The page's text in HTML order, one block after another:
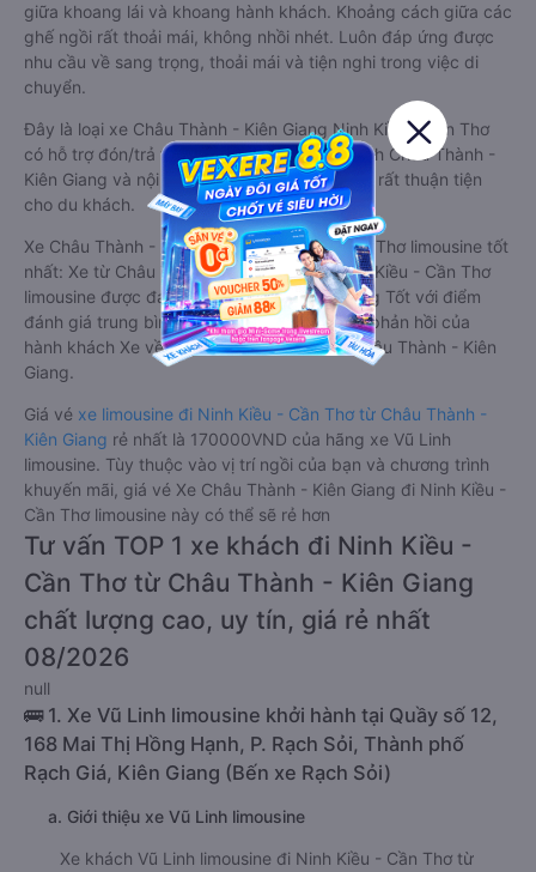
giữa khoang lái và khoang hành khách. Khoảng cách giữa các
ghế ngồi rất thoải mái, không nhồi nhét. Luôn đáp ứng được
nhu cầu về sang trọng, thoải mái và tiện nghi trong việc di
chuyển.
Đây là loại xe Châu Thành - Kiên Giang Ninh Kiều - Cần Thơ
có hỗ trợ đón/trả tận nơi miễn phí tại nội thành Châu Thành -
Kiên Giang và nội thành Ninh Kiều - Cần Thơ, rất thuận tiện
cho du khách.
Xe Châu Thành - Kiên Giang Ninh Kiều - Cần Thơ limousine tốt
nhất: Xe từ Châu Thành - Kiên Giang đi Ninh Kiều - Cần Thơ
limousine được đánh giá chung có chất lượng Tốt với điểm
đánh giá trung bình từ 4.4/5 dựa trên 2448 phản hồi của
hành khách Xe về Ninh Kiều - Cần Thơ từ Châu Thành - Kiên
Giang.
Giá vé xe limousine đi Ninh Kiều - Cần Thơ từ Châu Thành -
Kiên Giang rẻ nhất là 170000VND của hãng xe Vũ Linh
limousine. Tùy thuộc vào vị trí ngồi của bạn và chương trình
khuyến mãi, giá vé Xe Châu Thành - Kiên Giang đi Ninh Kiều -
Cần Thơ limousine này có thể sẽ rẻ hơn
Tư vấn TOP 1 xe khách đi Ninh Kiều -
Cần Thơ từ Châu Thành - Kiên Giang
chất lượng cao, uy tín, giá rẻ nhất
08/2026
null
🚌 1. Xe Vũ Linh limousine khởi hành tại Quầy số 12,
168 Mai Thị Hồng Hạnh, P. Rạch Sỏi, Thành phố
Rạch Giá, Kiên Giang (Bến xe Rạch Sỏi)
a. Giới thiệu xe Vũ Linh limousine
Xe khách Vũ Linh limousine đi Ninh Kiều - Cần Thơ từ